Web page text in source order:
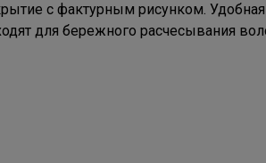
с фактурным рисунком. Удобная
для бережного расчесывания